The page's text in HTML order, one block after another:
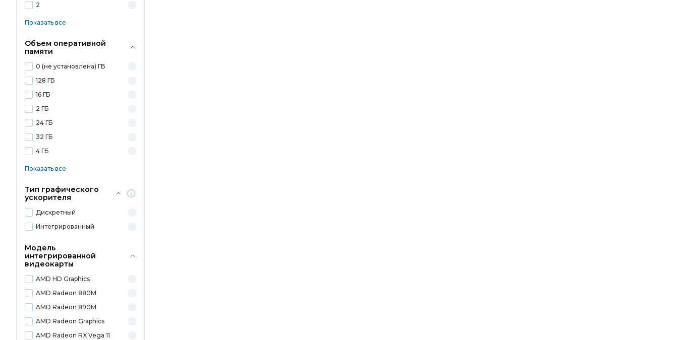
2
Показать все
Объем оперативной
памяти
0 (не установлена) ГБ
128 ГБ
16 ГБ
2 ГБ
24 ГБ
32 ГБ
4 ГБ
Показать все
Тип графического
ускорителя
Дискретный
Интегрированный
Модель
интегрированной
видеокарты
AMD HD Graphics
AMD Radeon 880M
AMD Radeon 890M
AMD Radeon Graphics
AMD Radeon RX Vega 11